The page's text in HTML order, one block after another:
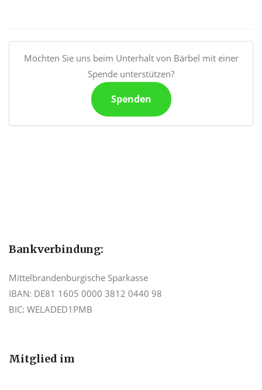
Möchten Sie uns beim Unterhalt von Bärbel mit einer
Spende unterstützen?
Spenden
Bankverbindung:
Mittelbrandenburgische Sparkasse
IBAN: DE81 1605 0000 3812 0440 98
BIC: WELADED1PMB
Mitglied im